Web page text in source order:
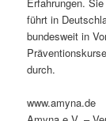
führt in
bundesweit in
Präventionskurse
durch.
www.amyna.de